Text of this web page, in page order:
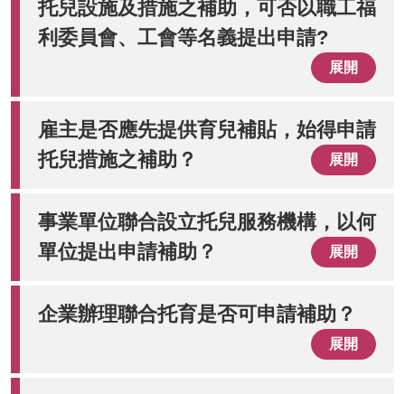
托兒設施及措施之補助，可否以職工福
利委員會、工會等名義提出申請?
展開
雇主是否應先提供育兒補貼，始得申請
托兒措施之補助？
展開
事業單位聯合設立托兒服務機構，以何
單位提出申請補助？
展開
企業辦理聯合托育是否可申請補助？
展開